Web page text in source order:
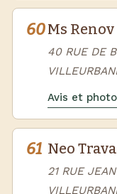
60Ms Renov
40 RUE DE
Avis et
61 Neo
21 RUE